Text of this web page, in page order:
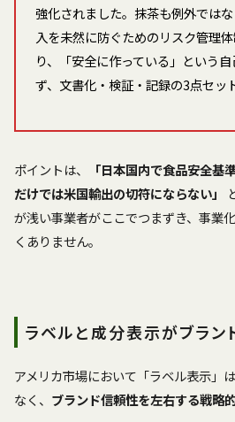
強化されました。抹茶も例外では
入を未然に防ぐためのリスク管理
り、「安全に作っている」という
ず、文書化・検証・記録の3点セッ
ポイントは、
「日本国内で食品安全基
だけでは米国輸出の切符にならない」
が浅い事業者がここでつまずき、事業
くありません。
ラベルと成分表示がブラン
アメリカ市場において「ラベル表示」
なく、 ブランド信頼性を左右する戦略